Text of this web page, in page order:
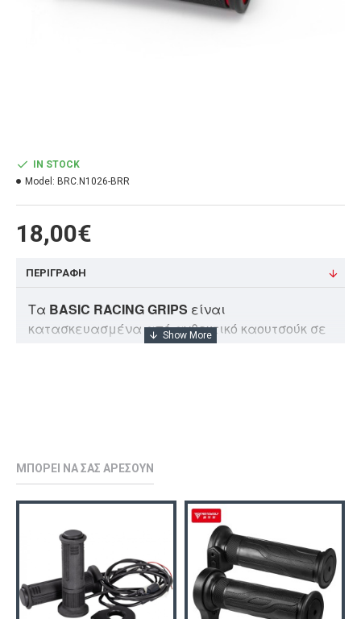
18,00€
IN STOCK
Model: BRC.N1026-BRR
ΠΕΡΙΓΡΑΦΗ
Τα BASIC RACING GRIPS είναι
κατασκευασμένα από ανθεκτικό καουτσούκ σε
Τοποθετούνται μόνο σε τιμόνια με διάμετρο Ø
22 mm.
Αντικαθιστούν τις γνήσιες λαστιχένιες λαβές
των μοτοσυκλετών.
ΜΠΟΡΕΊ ΝΑ ΣΑΣ ΑΡΈΣΟΥΝ